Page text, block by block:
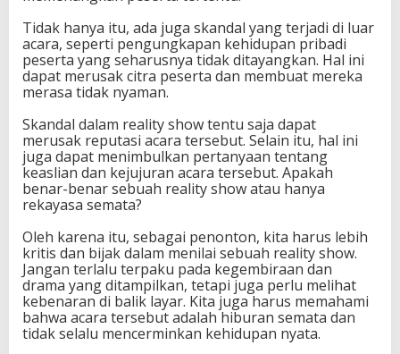
Tidak hanya itu, ada juga skandal yang terjadi di luar
acara, seperti pengungkapan kehidupan pribadi
peserta yang seharusnya tidak ditayangkan. Hal ini
dapat merusak citra peserta dan membuat mereka
merasa tidak nyaman.
Skandal dalam reality show tentu saja dapat
merusak reputasi acara tersebut. Selain itu, hal ini
juga dapat menimbulkan pertanyaan tentang
keaslian dan kejujuran acara tersebut. Apakah
benar-benar sebuah reality show atau hanya
rekayasa semata?
Oleh karena itu, sebagai penonton, kita harus lebih
kritis dan bijak dalam menilai sebuah reality show.
Jangan terlalu terpaku pada kegembiraan dan
drama yang ditampilkan, tetapi juga perlu melihat
kebenaran di balik layar. Kita juga harus memahami
bahwa acara tersebut adalah hiburan semata dan
tidak selalu mencerminkan kehidupan nyata.